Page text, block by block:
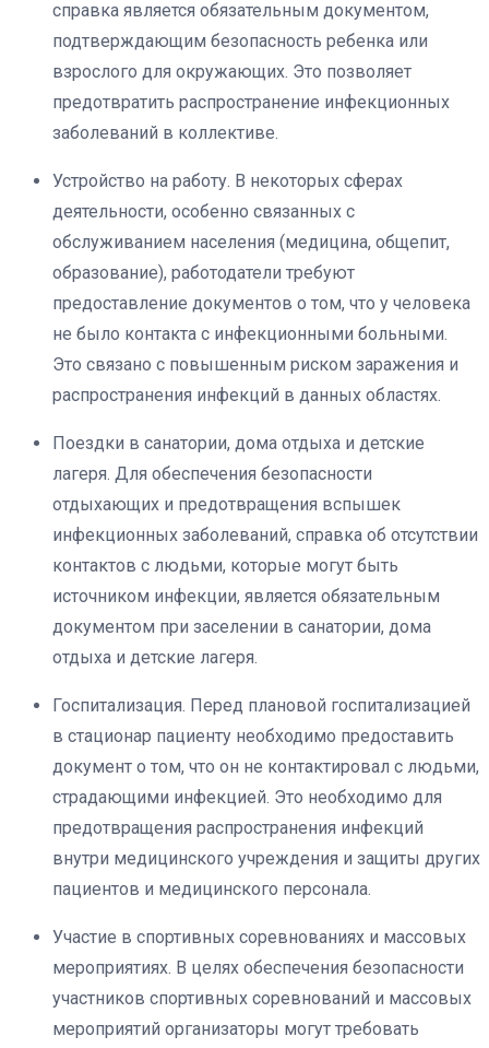
справка является обязательным документом,
подтверждающим безопасность ребенка или
взрослого для окружающих. Это позволяет
предотвратить распространение инфекционных
заболеваний в коллективе.
Устройство на работу. В некоторых сферах
деятельности, особенно связанных с
обслуживанием населения (медицина, общепит,
образование), работодатели требуют
предоставление документов о том, что у человека
не было контакта с инфекционными больными.
Это связано с повышенным риском заражения и
распространения инфекций в данных областях.
Поездки в санатории, дома отдыха и детские
лагеря. Для обеспечения безопасности
отдыхающих и предотвращения вспышек
инфекционных заболеваний, справка об отсутствии
контактов с людьми, которые могут быть
источником инфекции, является обязательным
документом при заселении в санатории, дома
отдыха и детские лагеря.
Госпитализация. Перед плановой госпитализацией
в стационар пациенту необходимо предоставить
документ о том, что он не контактировал с людьми,
страдающими инфекцией. Это необходимо для
предотвращения распространения инфекций
внутри медицинского учреждения и защиты других
пациентов и медицинского персонала.
Участие в спортивных соревнованиях и массовых
мероприятиях. В целях обеспечения безопасности
участников спортивных соревнований и массовых
мероприятий организаторы могут требовать